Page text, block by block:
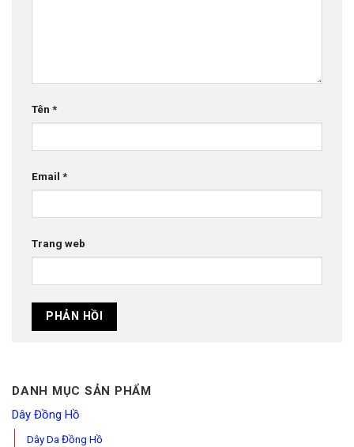
Tên *
Email *
Trang web
DANH MỤC SẢN PHẨM
Dây Đồng Hồ
Dây Da Đồng Hồ